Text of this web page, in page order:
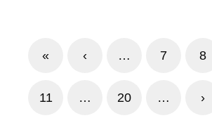
« ‹ … 7 8
11 … 20 … ›